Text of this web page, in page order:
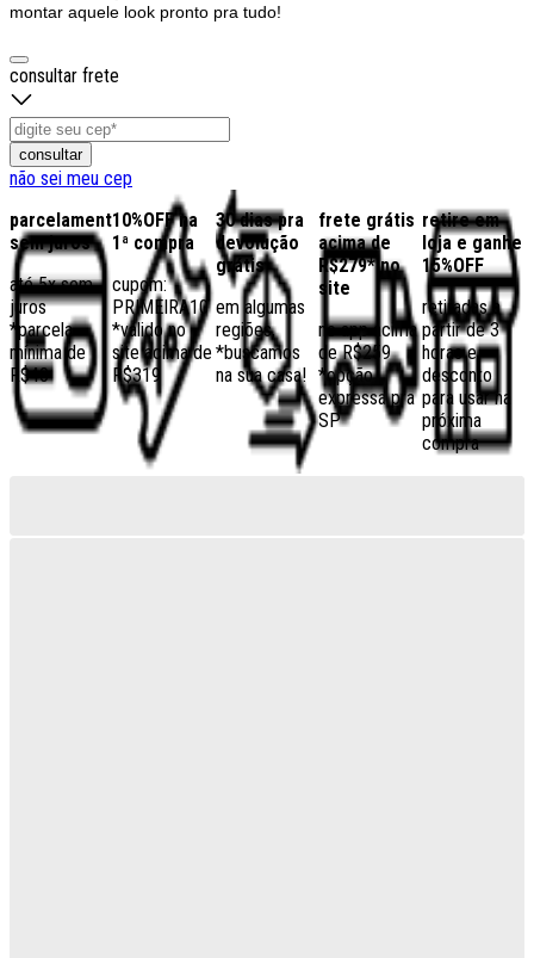
montar aquele look pronto pra tudo!
consultar frete
consultar
não sei meu cep
parcelamento
sem juros
até 5x sem
juros
*parcela
mínima de
R$40
10%OFF na
1ª compra
cupom:
PRIMEIRA10
*válido no
site acima de
R$319
30 dias pra
devolução
grátis
em algumas
regiões,
*buscamos
na sua casa!
frete grátis
acima de
R$279* no
site
no app acima
de R$259
*opção
expressa pra
SP
retire em
loja e ganhe
15%OFF
retiradas a
partir de 3
horas e
desconto
para usar na
próxima
compra